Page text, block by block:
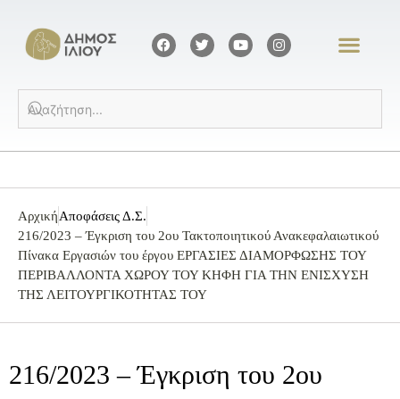
ΑρχικήΑποφάσεις Δ.Σ.
216/2023 – Έγκριση του 2ου Τακτοποιητικού Ανακεφαλαιωτικού
Πίνακα Εργασιών του έργου ΕΡΓΑΣΙΕΣ ΔΙΑΜΟΡΦΩΣΗΣ ΤΟΥ
ΠΕΡΙΒΑΛΛΟΝΤΑ ΧΩΡΟΥ ΤΟΥ ΚΗΦΗ ΓΙΑ ΤΗΝ ΕΝΙΣΧΥΣΗ
ΤΗΣ ΛΕΙΤΟΥΡΓΙΚΟΤΗΤΑΣ ΤΟΥ
216/2023 – Έγκριση του 2ου